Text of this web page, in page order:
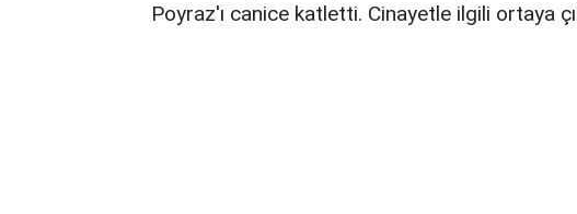
Poyraz'ı canice katletti. Cinayetle ilgili ortaya